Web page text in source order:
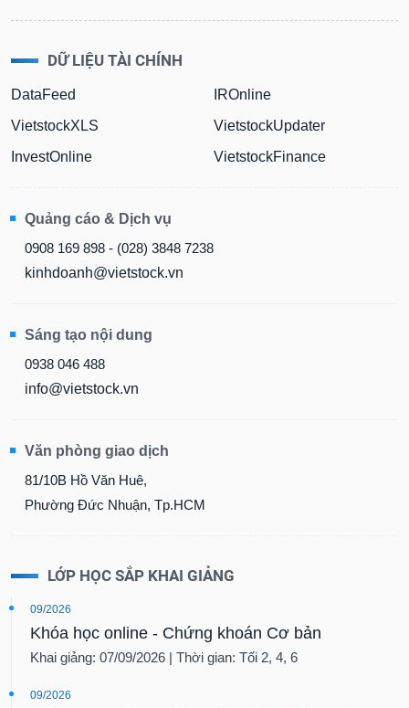
DỮ LIỆU TÀI CHÍNH
DataFeed
VietstockXLS
InvestOnline
IROnline
VietstockUpdater
VietstockFinance
Quảng cáo & Dịch vụ
0908 169 898 - (028) 3848 7238
kinhdoanh@vietstock.vn
Sáng tạo nội dung
0938 046 488
info@vietstock.vn
Văn phòng giao dịch
81/10B Hồ Văn Huê,
Phường Đức Nhuận, Tp.HCM
LỚP HỌC SẮP KHAI GIẢNG
09/2026
Khóa học online - Chứng khoán Cơ bản
Khai giảng: 07/09/2026 | Thời gian: Tối 2, 4, 6
09/2026